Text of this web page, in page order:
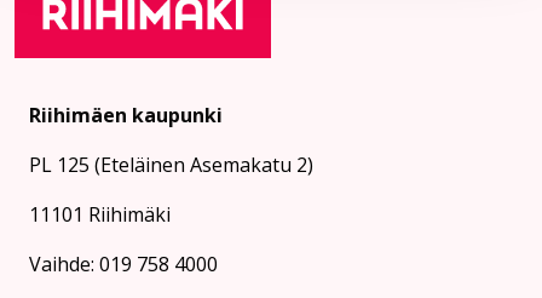
Riihimäen kaupunki
PL 125 (Eteläinen Asemakatu 2)
11101 Riihimäki
Vaihde: 019 758 4000